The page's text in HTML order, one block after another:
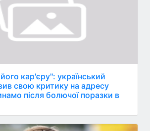
кар'єру": український
свою критику на адресу
після болючої поразки в